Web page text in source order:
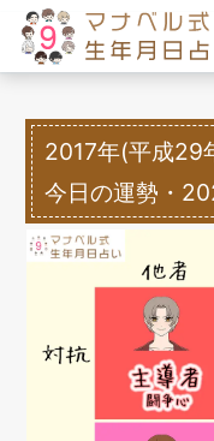
2017年(平成29
今日の運勢・